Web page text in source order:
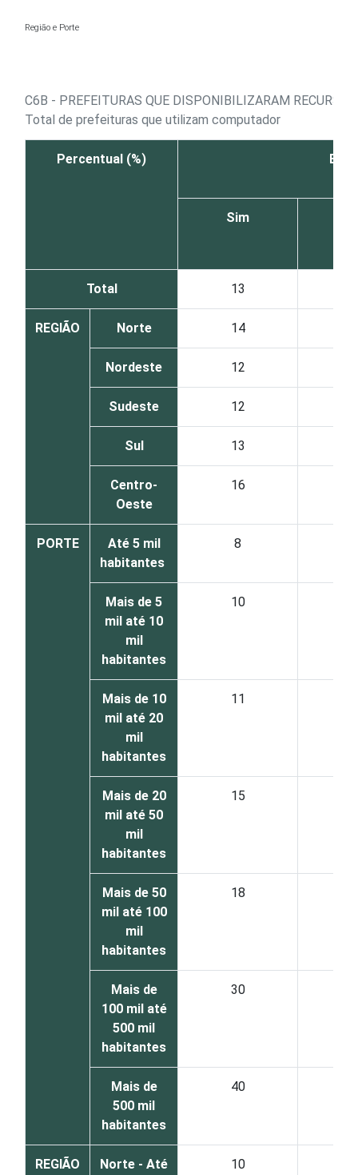
Região e Porte
C6B - PREFEITURAS QUE DISPONIBILIZARAM
Total de prefeituras que utilizam computador
Percentual (%)
Sim
Total 13
REGIÃO Norte 14
Nordeste 12
Sudeste 12
Sul 13
Centro-
Oeste
16
PORTE
Até 5 mil
habitantes
8
Mais de 5
mil até 10
mil
habitantes
10
Mais de 10
mil até 20
mil
habitantes
11
Mais de 20
mil até 50
mil
habitantes
15
Mais de 50
mil até 100
mil
habitantes
18
Mais de
100 mil até
500 mil
habitantes
30
Mais de
500 mil
habitantes
40
REGIÃO
Norte - Até
10